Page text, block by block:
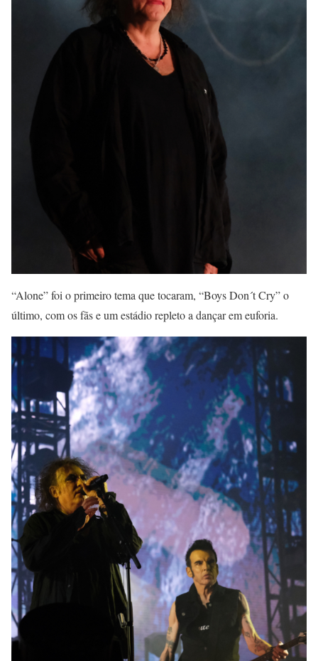
“Alone” foi o primeiro tema que tocaram, “Boys Don´t Cry” o
último, com os fãs e um estádio repleto a dançar em euforia.